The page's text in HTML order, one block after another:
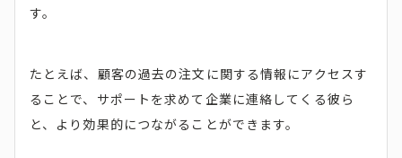
す。
たとえば、顧客の過去の注文に関する情報にアクセスす
ることで、サポートを求めて企業に連絡してくる彼ら
と、より効果的につながることができます。